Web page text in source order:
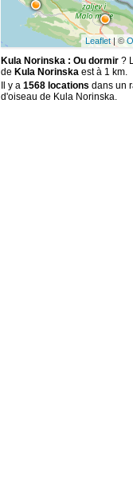
Leaflet| ©
Kula Norinska : Ou dormir?
de Kula Norinskaest à 1 km.
Il y a 1568 locations dans un
d'oiseau de Kula Norinska.